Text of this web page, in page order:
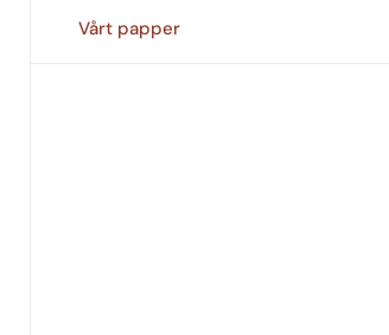
Vårt papper